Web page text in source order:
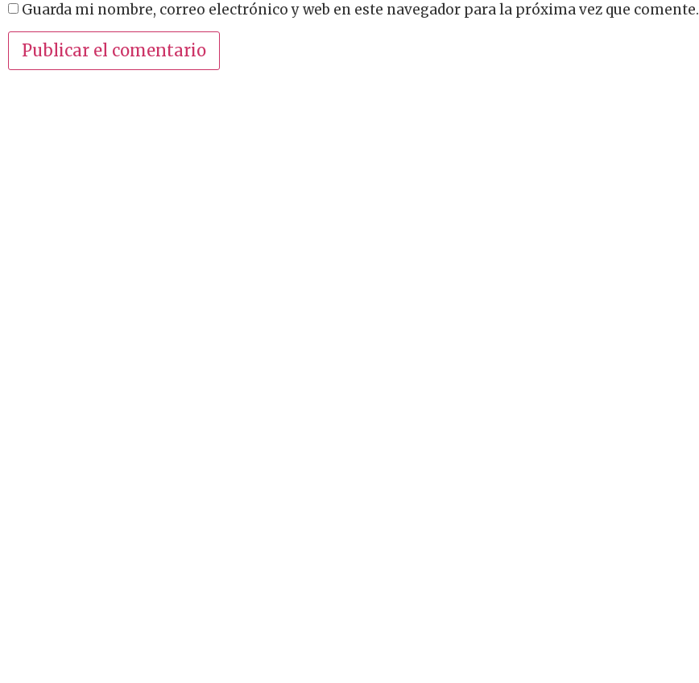
Guarda mi nombre, correo electrónico y web en este navegador para la próxima vez que comente.